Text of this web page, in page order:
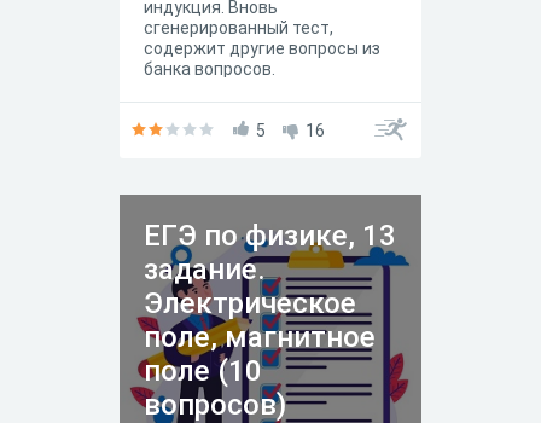
индукция. Вновь
сгенерированный тест,
содержит другие вопросы из
банка вопросов.
5 16
ЕГЭ по физике, 13
задание.
Электрическое
поле, магнитное
поле (10
вопросов)